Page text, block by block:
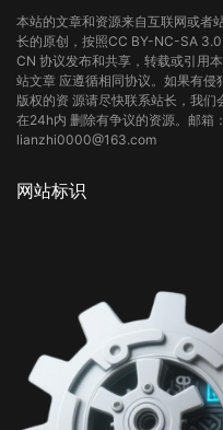
本站的文章和资源来自互联网或者
长的原创，按照CC BY-NC-SA 3.0
CN 协议发布和共享，转载或引用本
站文章 应遵循相同协议。如果有侵
版权的资 源请尽快联系站长，我们
在24h内 删除有争议的资源。邮箱：
lianzhi0000@163.com
网站标识